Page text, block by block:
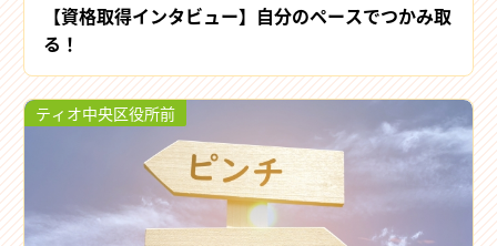
【資格取得インタビュー】自分のペースでつかみ取
る！
ティオ中央区役所前